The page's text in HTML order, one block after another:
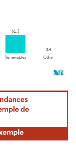
une attribution sous CC BY